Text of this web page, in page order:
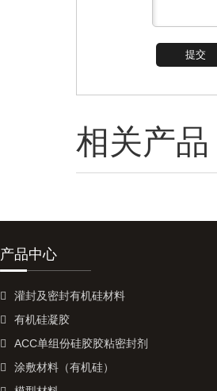
相关产品
产品中心
灌封及密封有机硅材料
有机硅凝胶
ACC单组份硅胶胶粘密封剂
涂敷材料（有机硅）